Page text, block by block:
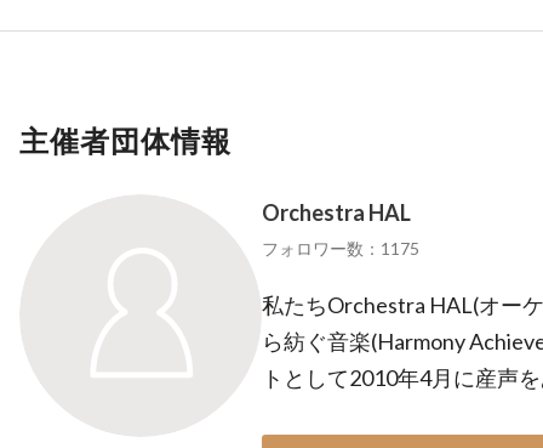
主催者団体情報
Orchestra HAL
フォロワー数：1175
私たちOrchestra HAL(オー
ら紡ぐ音楽(Harmony
トとして2010年4月に産声